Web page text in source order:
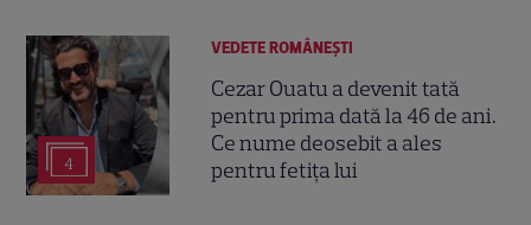
4
VEDETE ROMÂNEŞTI
Cezar Ouatu a devenit tată
pentru prima dată la 46 de ani.
Ce nume deosebit a ales
pentru fetița lui